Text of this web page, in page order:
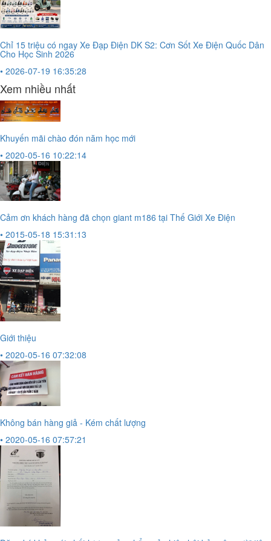
Chỉ 15 triệu có ngay Xe Đạp Điện DK S2: Cơn Sốt Xe Điện Quốc Dân
Cho Học Sinh 2026
• 2026-07-19 16:35:28
Xem nhiều nhất
Khuyến mãi chào đón năm học mới
• 2020-05-16 10:22:14
Cảm ơn khách hàng đã chọn giant m186 tại Thế Giới Xe Điện
• 2015-05-18 15:31:13
Giới thiệu
• 2020-05-16 07:32:08
Không bán hàng giả - Kém chất lượng
• 2020-05-16 07:57:21